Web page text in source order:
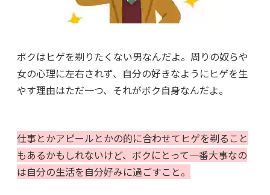
ボクはヒゲを剃りたくない男なんだよ。周りの奴らや
女の心理に左右されず、自分の好きなようにヒゲを生
やす理由はただ一つ、それがボク自身なんだよ。
仕事とかアピールとかの的に合わせてヒゲを剃ること
もあるかもしれないけど、ボクにとって一番大事なの
は自分の生活を自分好みに過ごすこと。